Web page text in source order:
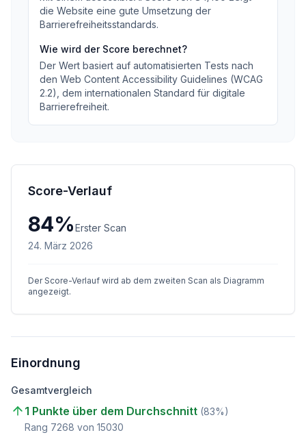
die Website eine gute Umsetzung der
Barrierefreiheitsstandards.
Wie wird der Score berechnet?
Der Wert basiert auf automatisierten Tests nach
den Web Content Accessibility Guidelines (WCAG
2.2), dem internationalen Standard für digitale
Barrierefreiheit.
Score-Verlauf
84%Erster Scan
24. März 2026
Der Score-Verlauf wird ab dem zweiten Scan als Diagramm
angezeigt.
Einordnung
Gesamtvergleich
1 Punkte über dem Durchschnitt (83%)
Rang 7268 von 15030